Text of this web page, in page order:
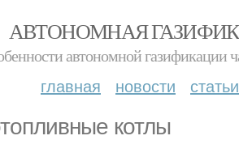
АВТОНОМНАЯ
автономной газификации
главная новости статьи
котлы